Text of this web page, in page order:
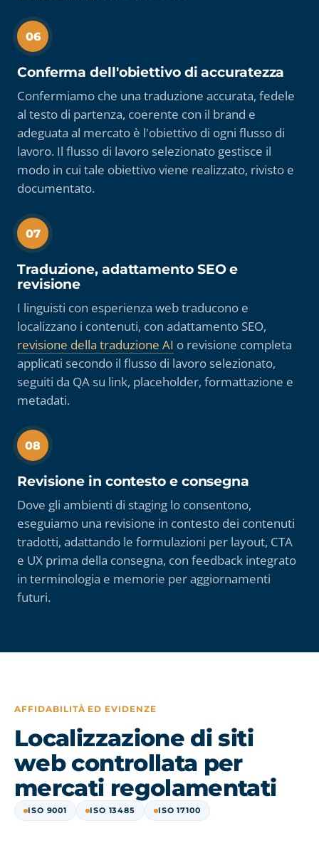
06
Conferma dell'obiettivo di accuratezza
Confermiamo che una traduzione accurata, fedele
al testo di partenza, coerente con il brand e
adeguata al mercato è l'obiettivo di ogni flusso di
lavoro. Il flusso di lavoro selezionato gestisce il
modo in cui tale obiettivo viene realizzato, rivisto e
documentato.
07
Traduzione, adattamento SEO e
revisione
I linguisti con esperienza web traducono e
localizzano i contenuti, con adattamento SEO,
revisione della traduzione AI o revisione completa
applicati secondo il flusso di lavoro selezionato,
seguiti da QA su link, placeholder, formattazione e
metadati.
08
Revisione in contesto e consegna
Dove gli ambienti di staging lo consentono,
eseguiamo una revisione in contesto dei contenuti
tradotti, adattando le formulazioni per layout, CTA
e UX prima della consegna, con feedback integrato
in terminologia e memorie per aggiornamenti
futuri.
AFFIDABILITÀ ED EVIDENZE
Localizzazione di siti
web controllata per
mercati regolamentati
ISO 9001 ISO 13485 ISO 17100